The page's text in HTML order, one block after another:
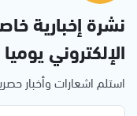
نشرة إخبارية
الإلكتروني يوميا
استلم اشعارات وأخبار